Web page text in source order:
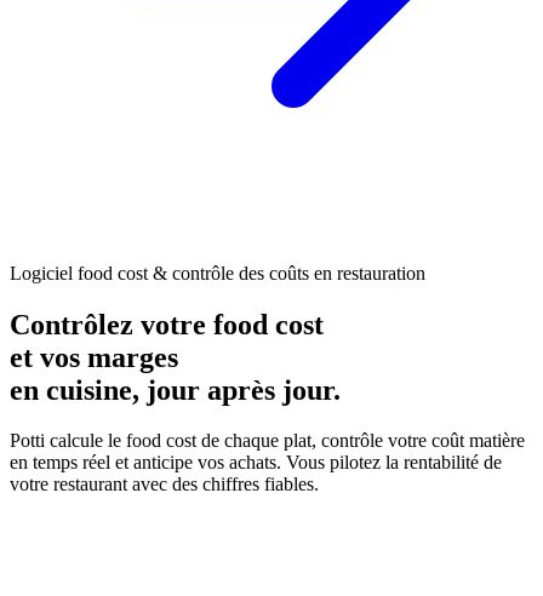
Logiciel food cost & contrôle des coûts en restauration
Contrôlez votre food cost
et vos marges
en cuisine, jour après jour.
Potti calcule le food cost de chaque plat, contrôle votre coût matière
en temps réel et anticipe vos achats. Vous pilotez la rentabilité de
votre restaurant avec des chiffres fiables.